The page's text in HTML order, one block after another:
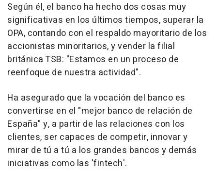
Según él, el banco ha hecho dos cosas muy
significativas en los últimos tiempos, superar la
OPA, contando con el respaldo mayoritario de los
accionistas minoritarios, y vender la filial
británica TSB: "Estamos en un proceso de
reenfoque de nuestra actividad".
Ha asegurado que la vocación del banco es
convertirse en el "mejor banco de relación de
España" y, a partir de las relaciones con los
clientes, ser capaces de competir, innovar y
mirar de tú a tú a los grandes bancos y demás
iniciativas como las 'fintech'.